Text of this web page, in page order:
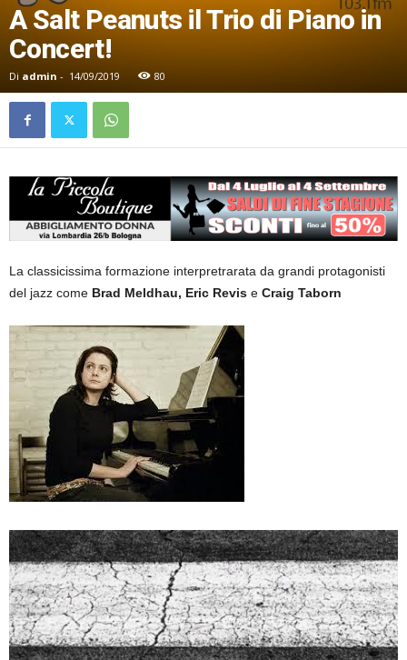
A Salt Peanuts il Trio di Piano in
Concert!
Di admin - 14/09/2019 80
La classicissima formazione interpretrarata da grandi protagonisti
del jazz come Brad Meldhau, Eric Revis e Craig Taborn